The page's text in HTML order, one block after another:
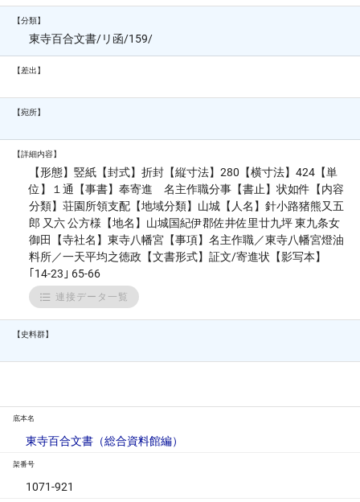
【分類】
東寺百合文書/リ函/159/
【差出】
【宛所】
【詳細内容】
【形態】竪紙【封式】折封【縦寸法】280【横寸法】424【単
位】１通【事書】奉寄進 名主作職分事【書止】状如件【内容
分類】荘園所領支配【地域分類】山城【人名】針小路猪熊又五
郎 又六 公方様【地名】山城国紀伊郡佐井佐里廿九坪 東九条女
御田【寺社名】東寺八幡宮【事項】名主作職／東寺八幡宮燈油
料所／一天平均之徳政【文書形式】証文/寄進状【影写本】
｢14-23｣ 65-66
連接データ一覧
【史料群】
底本名
東寺百合文書（総合資料館編）
架番号
1071-921